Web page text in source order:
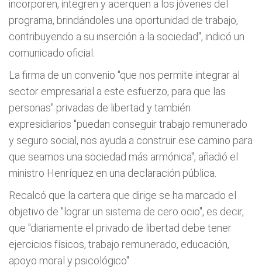
incorporen, integren y acerquen a los jóvenes del
programa, brindándoles una oportunidad de trabajo,
contribuyendo a su inserción a la sociedad", indicó un
comunicado oficial.
La firma de un convenio "que nos permite integrar al
sector empresarial a este esfuerzo, para que las
personas" privadas de libertad y también
expresidiarios "puedan conseguir trabajo remunerado
y seguro social, nos ayuda a construir ese camino para
que seamos una sociedad más armónica", añadió el
ministro Henríquez en una declaración pública.
Recalcó que la cartera que dirige se ha marcado el
objetivo de "lograr un sistema de cero ocio", es decir,
que "diariamente el privado de libertad debe tener
ejercicios físicos, trabajo remunerado, educación,
apoyo moral y psicológico".